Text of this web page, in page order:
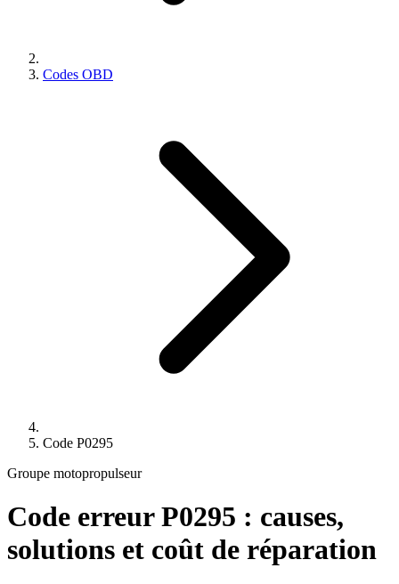
Codes OBD
Code P0295
Groupe motopropulseur
Code erreurP0295 : causes,
solutions et coût de réparation